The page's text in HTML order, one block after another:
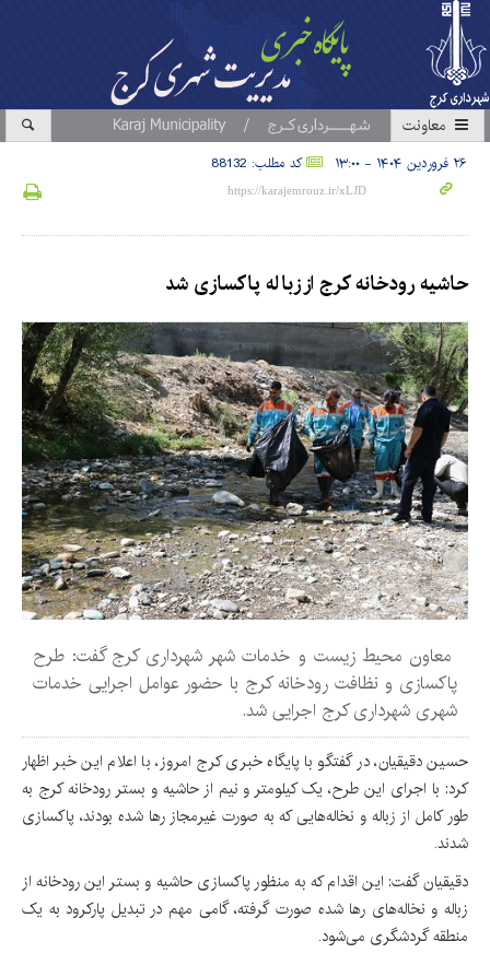
معاونت
۲۶ فروردین ۱۴۰۴ - ۱۳:۰۰ کد مطلب: 88132
حاشیه رودخانه کرج از زباله پاکسازی شد
معاون محیط زیست و خدمات شهر شهرداری کرج گفت: طرح
پاکسازی و نظافت رودخانه کرج با حضور عوامل اجرایی خدمات
شهری شهرداری کرج اجرایی شد.
حسین دقیقیان، در گفتگو با پایگاه خبری کرج امروز، با اعلام این خبر اظهار
کرد: با اجرای این طرح، یک کیلومتر و نیم از حاشیه و بستر رودخانه کرج به
طور کامل از زباله و نخاله‌هایی که به صورت غیرمجاز رها شده بودند، پاکسازی
شدند.
دقیقیان گفت: این اقدام که به منظور پاکسازی حاشیه و بستر این رودخانه از
زباله و نخاله‌های رها شده صورت گرفته، گامی مهم در تبدیل پارکرود به یک
منطقه گردشگری می‌شود.